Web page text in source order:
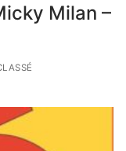
Milan –